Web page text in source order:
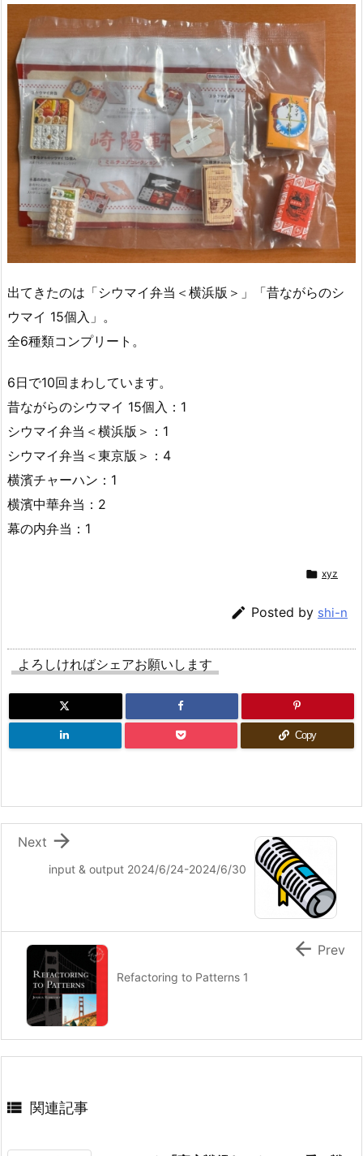
出てきたのは「シウマイ弁当＜横浜版＞」「昔ながらのシ
ウマイ 15個入」。
全6種類コンプリート。
6日で10回まわしています。
昔ながらのシウマイ 15個入：1
シウマイ弁当＜横浜版＞：1
シウマイ弁当＜東京版＞：4
横濱チャーハン：1
横濱中華弁当：2
幕の内弁当：1
 xyz
 Posted by shi-n
よろしければシェアお願いします
Copy
input & output 2024/6/24-2024/6/30

Next
Refactoring to Patterns 1
 Prev
 関連記事